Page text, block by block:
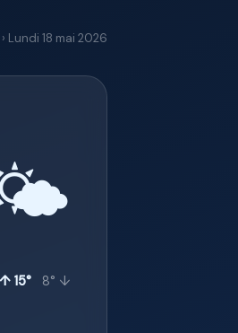
› Lundi 18 mai 2026
↑ 15° 8° ↓